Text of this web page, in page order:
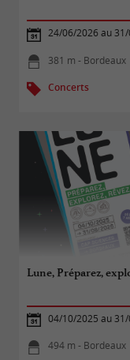
24/06/2026 au
381 m - Bordeaux
Concerts
Lune, Préparez,
04/10/2025 au
494 m - Bordeaux